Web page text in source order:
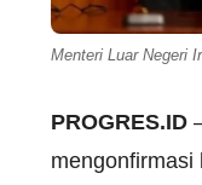
Menteri Luar Negeri
PROGRES.ID
mengonfirmasi